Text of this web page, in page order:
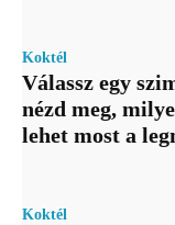
Koktél
Válassz egy
nézd meg,
lehet most a
Koktél